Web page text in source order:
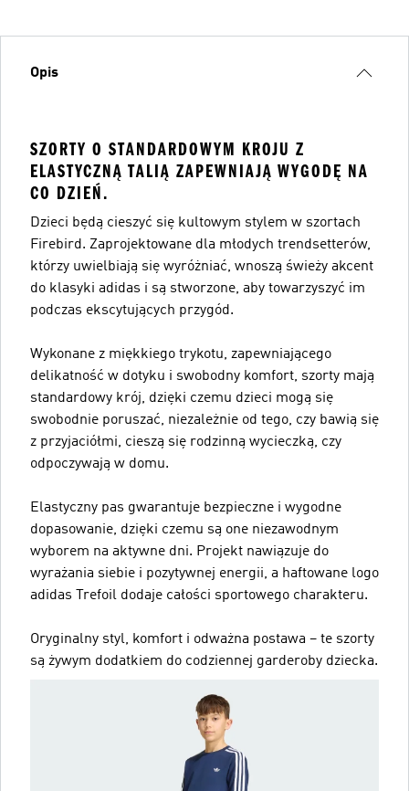
Opis
SZORTY O STANDARDOWYM KROJU Z
ELASTYCZNĄ TALIĄ ZAPEWNIAJĄ WYGODĘ NA
CO DZIEŃ.
Dzieci będą cieszyć się kultowym stylem w szortach
Firebird. Zaprojektowane dla młodych trendsetterów,
którzy uwielbiają się wyróżniać, wnoszą świeży akcent
do klasyki adidas i są stworzone, aby towarzyszyć im
podczas ekscytujących przygód.
Wykonane z miękkiego trykotu, zapewniającego
delikatność w dotyku i swobodny komfort, szorty mają
standardowy krój, dzięki czemu dzieci mogą się
swobodnie poruszać, niezależnie od tego, czy bawią się
z przyjaciółmi, cieszą się rodzinną wycieczką, czy
odpoczywają w domu.
Elastyczny pas gwarantuje bezpieczne i wygodne
dopasowanie, dzięki czemu są one niezawodnym
wyborem na aktywne dni. Projekt nawiązuje do
wyrażania siebie i pozytywnej energii, a haftowane logo
adidas Trefoil dodaje całości sportowego charakteru.
Oryginalny styl, komfort i odważna postawa – te szorty
są żywym dodatkiem do codziennej garderoby dziecka.